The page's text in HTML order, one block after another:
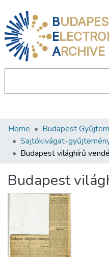
B
E
ARCHIVE
Communities &
All of DSpace
About us
Home Budapest
Sajtókivágat-
Budapest világhírű
Budapest